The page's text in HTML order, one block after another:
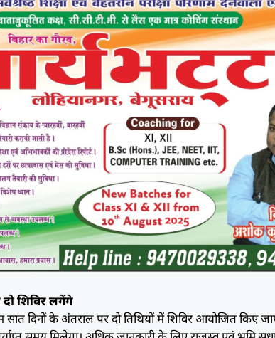
शिविर लगेंगे
दिनों के अंतराल पर दो तिथियों में शिविर आयोजित किए